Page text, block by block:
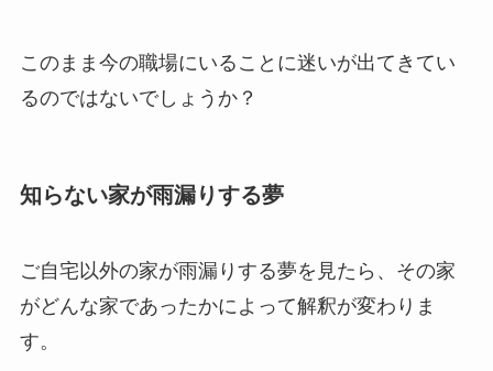
このまま今の職場にいることに迷いが出てきてい
るのではないでしょうか？
知らない家が雨漏りする夢
ご自宅以外の家が雨漏りする夢を見たら、その家
がどんな家であったかによって解釈が変わりま
す。